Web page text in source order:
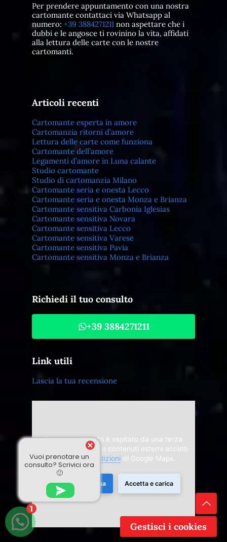
Per prendere appuntamento con una nostra
cartomante contattaci via Whatsapp al
numero: +39 3884271211 non aspettare che i
dubbi e le angosce ti rovinino la vita, affidati
alla lettura delle carte con le nostre
cartomanti.
Articoli recenti
Cartomante esperta in amore
Cartomanzia ritorni d’amore
Lettura delle carte come funziona
Cartomante dell’amore
Legamenti d’amore in Luna calante
Studio cartomante
Studio di cartomanzia Milano
Cartomante seria e onesta Lecco
Cartomante seria e onesta Monza e Brianza
Cartomante sensitiva Carbonia Iglesias
Cartomante sensitiva Novara
Cartomante sensitiva Lecco
Cartomante sensitiva Varese
Cartomante sensitiva Pavia
Cartomante sensitiva Monza e Brianza
Richiedi il tuo consulto
+39 3884271211
Link utili
Lascia la tua recensione
Questo contenuto è ospitato da una terza
parte. Visualizzando contenuti esterni accetti
iTermini e condizioni di Google Maps.
Carica mappa Accetta e carica
Vuoi prenotare un
consulto? Scrivici ora
🙂
1
Gestisci i cookies